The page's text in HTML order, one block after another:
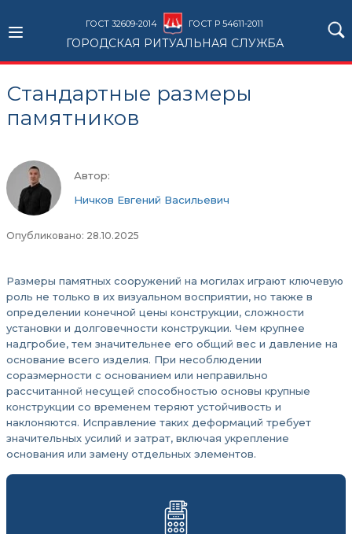
ГОСТ 32609-2014 ГОСТ Р 54611-2011
ГОРОДСКАЯ РИТУАЛЬНАЯ СЛУЖБА
Стандартные размеры
памятников
Автор:
Ничков Евгений Васильевич
Опубликовано: 28.10.2025
Размеры памятных сооружений на могилах играют ключевую
роль не только в их визуальном восприятии, но также в
определении конечной цены конструкции, сложности
установки и долговечности конструкции. Чем крупнее
надгробие, тем значительнее его общий вес и давление на
основание всего изделия. При несоблюдении
соразмерности с основанием или неправильно
рассчитанной несущей способностью основы крупные
конструкции со временем теряют устойчивость и
наклоняются. Исправление таких деформаций требует
значительных усилий и затрат, включая укрепление
основания или замену отдельных элементов.